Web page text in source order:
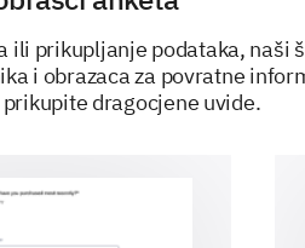
level of satisfaction with
ili prikupljanje podataka, naši
i obrazaca za povratne
dragocjene uvide.